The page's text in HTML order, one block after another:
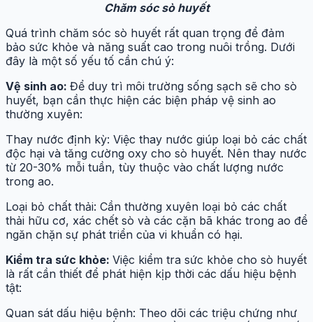
Chăm sóc sò huyết
Quá trình chăm sóc sò huyết rất quan trọng để đảm
bảo sức khỏe và năng suất cao trong nuôi trồng. Dưới
đây là một số yếu tố cần chú ý:
Vệ sinh ao: Để duy trì môi trường sống sạch sẽ cho sò
huyết, bạn cần thực hiện các biện pháp vệ sinh ao
thường xuyên:
Thay nước định kỳ: Việc thay nước giúp loại bỏ các chất
độc hại và tăng cường oxy cho sò huyết. Nên thay nước
từ 20-30% mỗi tuần, tùy thuộc vào chất lượng nước
trong ao.
Loại bỏ chất thải: Cần thường xuyên loại bỏ các chất
thải hữu cơ, xác chết sò và các cặn bã khác trong ao để
ngăn chặn sự phát triển của vi khuẩn có hại.
Kiểm tra sức khỏe: Việc kiểm tra sức khỏe cho sò huyết
là rất cần thiết để phát hiện kịp thời các dấu hiệu bệnh
tật:
Quan sát dấu hiệu bệnh: Theo dõi các triệu chứng như